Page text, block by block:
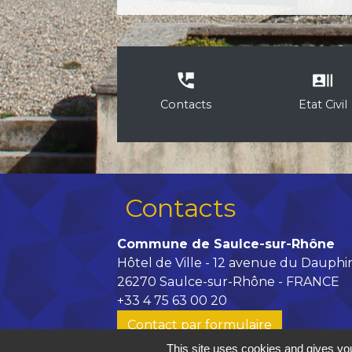
perm_phone_msg
Contacts
recent_actors
Etat Civil
Contacts
Commune de Saulce-sur-Rhône
Hôtel de Ville - 12 avenue du
26270 Saulce-sur-Rhône - FRANCE
+33 4 75 63 00 20
Contact par formulaire
This site uses cookies and gives